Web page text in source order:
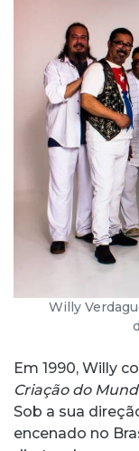
Willy
Em 1990, Willy
Criação do
Sob a sua
encenado no